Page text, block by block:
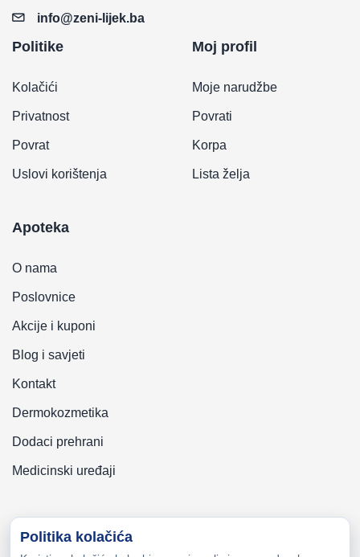
info@zeni-lijek.ba
Politike
Kolačići
Privatnost
Povrat
Uslovi korištenja
Moj profil
Moje narudžbe
Povrati
Korpa
Lista želja
Apoteka
O nama
Poslovnice
Akcije i kuponi
Blog i savjeti
Kontakt
Dermokozmetika
Dodaci prehrani
Medicinski uređaji
Politika kolačića